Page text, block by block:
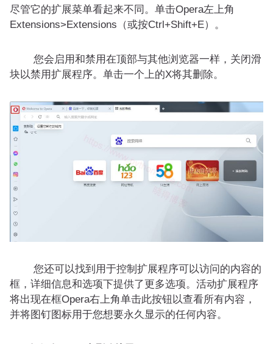
尽管它的扩展菜单看起来不同。单击Opera左上角
Extensions>Extensions（或按Ctrl+Shift+E）。
您会启用和禁用在顶部与其他浏览器一样，关闭滑
块以禁用扩展程序。单击一个上的X将其删除。
您还可以找到用于控制扩展程序可以访问的内容的
框，详细信息和选项下提供了更多选项。活动扩展程序
将出现在框Opera右上角单击此按钮以查看所有内容，
并将图钉图标用于您想要永久显示的任何内容。